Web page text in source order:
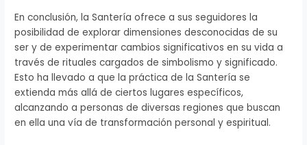
En conclusión, la Santería ofrece a sus seguidores la
posibilidad de explorar dimensiones desconocidas de su
ser y de experimentar cambios significativos en su vida a
través de rituales cargados de simbolismo y significado.
Esto ha llevado a que la práctica de la Santería se
extienda más allá de ciertos lugares específicos,
alcanzando a personas de diversas regiones que buscan
en ella una vía de transformación personal y espiritual.